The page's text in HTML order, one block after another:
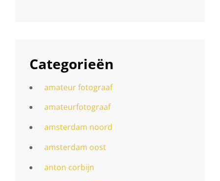
Categorieën
amateur fotograaf
amateurfotograaf
amsterdam noord
amsterdam oost
anton corbijn